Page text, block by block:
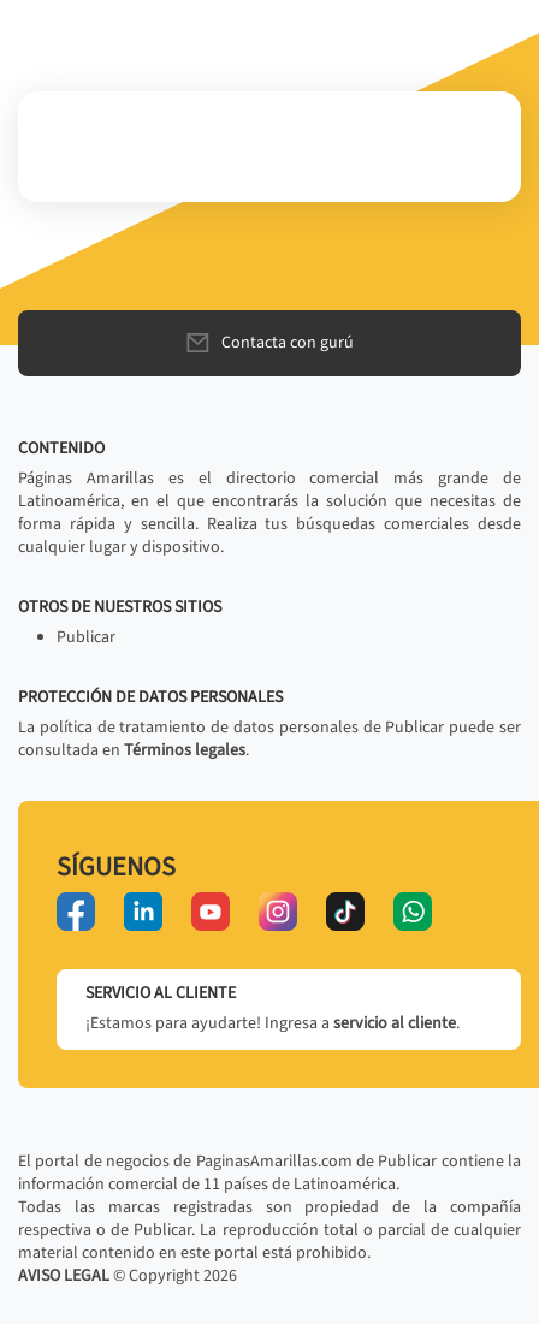
Contacta con gurú
CONTENIDO
Páginas Amarillas es el directorio comercial más grande de
Latinoamérica, en el que encontrarás la solución que necesitas de
forma rápida y sencilla. Realiza tus búsquedas comerciales desde
cualquier lugar y dispositivo.
OTROS DE NUESTROS SITIOS
Publicar
PROTECCIÓN DE DATOS PERSONALES
La política de tratamiento de datos personales de Publicar puede ser
consultada en Términos legales.
SÍGUENOS
SERVICIO AL CLIENTE
¡Estamos para ayudarte! Ingresa a servicio al cliente.
El portal de negocios de PaginasAmarillas.com de Publicar contiene la
información comercial de 11 países de Latinoamérica.
Todas las marcas registradas son propiedad de la compañía
respectiva o de Publicar. La reproducción total o parcial de cualquier
material contenido en este portal está prohibido.
AVISO LEGAL© Copyright2026